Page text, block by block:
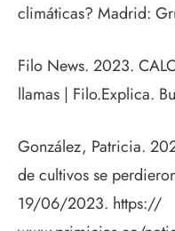
climáticas? Madrid:
Filo News. 2023.
llamas | Filo.Explica.
González, Patricia.
de cultivos se
19/06/2023. https://